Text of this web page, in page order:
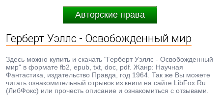
Авторские права
Герберт Уэллс - Освобожденный мир
Здесь можно купить и скачать "Герберт Уэллс - Освобожденный
мир" в формате fb2, epub, txt, doc, pdf. Жанр: Научная
Фантастика, издательство Правда, год 1964. Так же Вы можете
читать ознакомительный отрывок из книги на сайте LibFox.Ru
(ЛибФокс) или прочесть описание и ознакомиться с отзывами.